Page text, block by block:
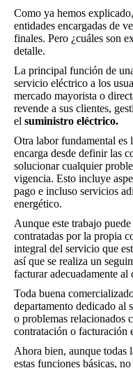
Como ya hemos
entidades encargadas de
finales. Pero ¿cuáles son
detalle.
La principal función de
servicio eléctrico a los
mercado mayorista o
revende a sus clientes,
el suministro eléctrico.
Otra labor fundamental es
encarga desde definir las
solucionar cualquier
vigencia. Esto incluye
pago e incluso servicios
energético.
Aunque este trabajo
contratadas por la propia
integral del servicio que
así que se realiza un
facturar adecuadamente al
Toda buena
departamento dedicado al
o problemas relacionados
contratación o facturación
Ahora bien, aunque todas
estas funciones básicas,